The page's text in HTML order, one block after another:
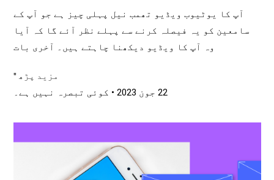
آپ کا یوٹیوب ویڈیو تھمب نیل پہلی چیز ہے جو آپ کے
سامعین کو یہ فیصلہ کرنے سے پہلے نظر آئے گا کہ آیا
وہ آپ کا ویڈیو دیکھنا چاہتے ہیں۔ آخری بات
مزید پڑھ "
22 جون 2023 کوئی تبصرہ نہیں ہے۔